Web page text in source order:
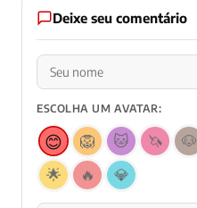
Deixe seu comentário
ESCOLHA UM AVATAR:
😊 🦁 🐱 🦄 🐶
🌟
🔥 💎